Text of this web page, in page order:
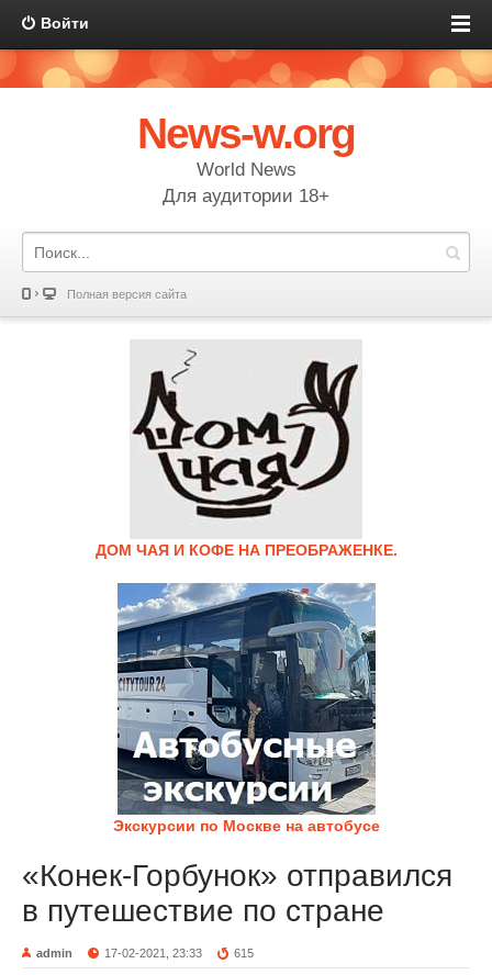
Войти
News-w.org
World News
Для аудитории 18+
Полная версия сайта
ДОМ ЧАЯ И КОФЕ НА ПРЕОБРАЖЕНКЕ.
Экскурсии по Москве на автобусе
«Конек-Горбунок» отправился
в путешествие по стране
admin 17-02-2021, 23:33 615